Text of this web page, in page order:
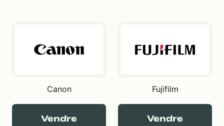
Canon
Vendre
Fujifilm
Vendre